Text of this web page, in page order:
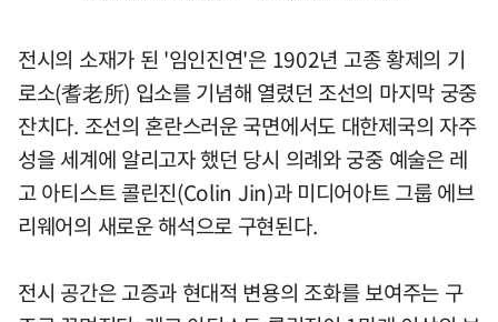
전시의 소재가 된 '임인진연'은 1902년 고종 황제의 기
로소(耆老所) 입소를 기념해 열렸던 조선의 마지막 궁중
잔치다. 조선의 혼란스러운 국면에서도 대한제국의 자주
성을 세계에 알리고자 했던 당시 의례와 궁중 예술은 레
고 아티스트 콜린진(Colin Jin)과 미디어아트 그룹 에브
리웨어의 새로운 해석으로 구현된다.
전시 공간은 고증과 현대적 변용의 조화를 보여주는 구